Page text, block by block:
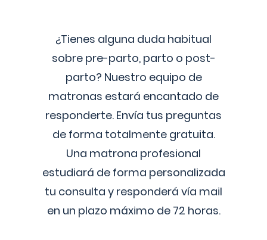
¿Tienes alguna duda habitual
sobre pre-parto, parto o post-
parto? Nuestro equipo de
matronas estará encantado de
responderte. Envía tus preguntas
de forma totalmente gratuita.
Una matrona profesional
estudiará de forma personalizada
tu consulta y responderá vía mail
en un plazo máximo de 72 horas.